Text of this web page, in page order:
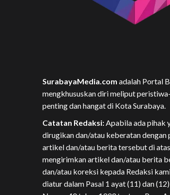
SurabayaMedia.com adalah Portal
mengkhususkan diri meliput
penting dan hangat di Kota Surabaya.
Catatan Redaksi:Apabila ada pihak
dirugikan dan/atau keberatan dengan
artikel dan/atau berita tersebut di
mengirimkan artikel dan/atau berita
dan/atau koreksi kepada Redaksi
diatur dalam Pasal 1 ayat (11) dan